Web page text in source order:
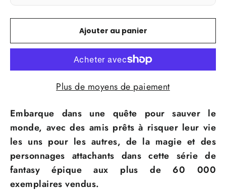
Ajouter au panier
Plus de moyens de paiement
Embarque dans une quête pour sauver le
monde, avec des amis prêts à risquer leur vie
les uns pour les autres, de la magie et des
personnages attachants dans cette série de
fantasy épique aux plus de 60 000
exemplaires vendus.